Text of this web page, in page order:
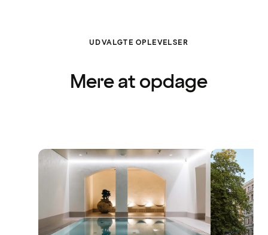
UDVALGTE OPLEVELSER
Mere at opdage